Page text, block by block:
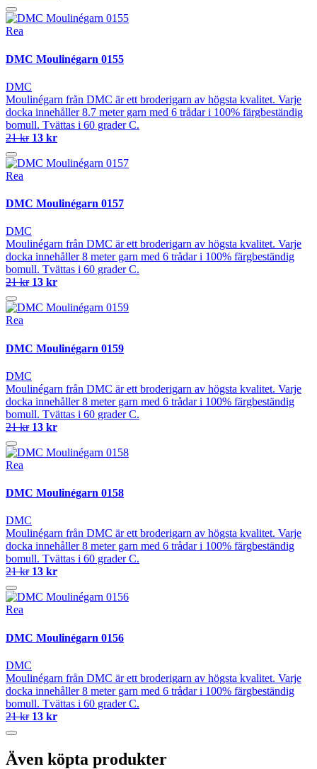
Rea
DMC Moulinégarn 0155
DMC
Moulinégarn från DMC är ett broderigarn av högsta kvalitet. Varje
docka innehåller 8.7 meter garn med 6 trådar i 100% färgbeständig
bomull. Tvättas i 60 grader C.
21 kr 13 kr
Rea
DMC Moulinégarn 0157
DMC
Moulinégarn från DMC är ett broderigarn av högsta kvalitet. Varje
docka innehåller 8 meter garn med 6 trådar i 100% färgbeständig
bomull. Tvättas i 60 grader C.
21 kr 13 kr
Rea
DMC Moulinégarn 0159
DMC
Moulinégarn från DMC är ett broderigarn av högsta kvalitet. Varje
docka innehåller 8 meter garn med 6 trådar i 100% färgbeständig
bomull. Tvättas i 60 grader C.
21 kr 13 kr
Rea
DMC Moulinégarn 0158
DMC
Moulinégarn från DMC är ett broderigarn av högsta kvalitet. Varje
docka innehåller 8 meter garn med 6 trådar i 100% färgbeständig
bomull. Tvättas i 60 grader C.
21 kr 13 kr
Rea
DMC Moulinégarn 0156
DMC
Moulinégarn från DMC är ett broderigarn av högsta kvalitet. Varje
docka innehåller 8 meter garn med 6 trådar i 100% färgbeständig
bomull. Tvättas i 60 grader C.
21 kr 13 kr
Även köpta produkter